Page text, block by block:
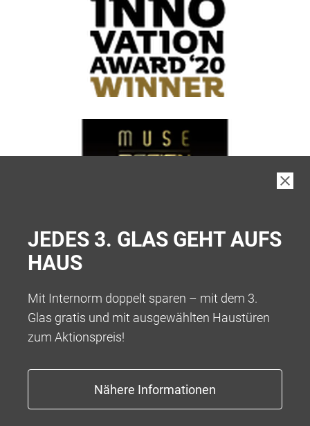
JEDES 3. GLAS GEHT AUFS
HAUS
Mit Internorm doppelt sparen – mit dem 3.
Glas gratis und mit ausgewählten Haustüren
zum Aktionspreis!